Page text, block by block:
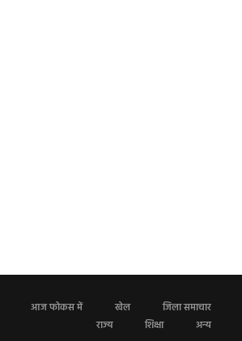
आज फोकस में खेल जिला समाचार
राज्य
शिक्षा अन्य